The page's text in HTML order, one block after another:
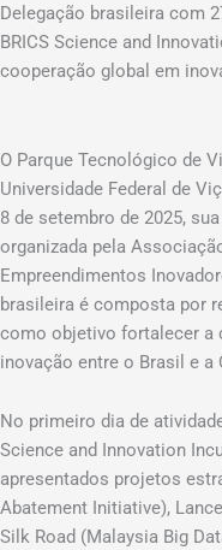
Delegação brasileira com
BRICS Science and
cooperação global em
O Parque Tecnológico de
Universidade Federal de
8 de setembro de 2025,
organizada pela
Empreendimentos
brasileira é composta por
como objetivo fortalecer a
inovação entre o Brasil e a
No primeiro dia de
Science and Innovation
apresentados projetos
Abatement Initiative),
Silk Road (Malaysia Big